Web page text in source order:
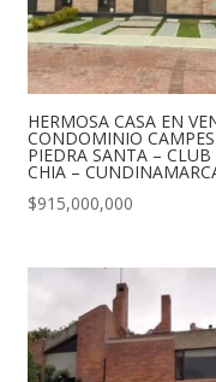
HERMOSA CASA EN
CONDOMINIO
PIEDRA SANTA – CLUB
CHIA –
$915,000,000